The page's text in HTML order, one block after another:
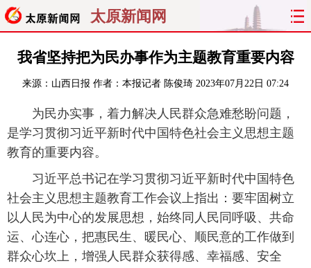
太原新闻网
首页 聚焦 太原 山西
经济 关注 文明 出行
纵横 曝光 综合 专题
旅游
看天下 晋月读 最太原 网罗民生
太原日报 太原晚报 热评 社区
我省坚持把为民办事作为主题教育重要内容
来源： 山西日报 作者：本报记者 陈俊琦 2023年07月22日 07:24
为民办实事，着力解决人民群众急难愁盼问题，
是学习贯彻习近平新时代中国特色社会主义思想主题
教育的重要内容。
习近平总书记在学习贯彻习近平新时代中国特色
社会主义思想主题教育工作会议上指出：要牢固树立
以人民为中心的发展思想，始终同人民同呼吸、共命
运、心连心，把惠民生、暖民心、顺民意的工作做到
群众心坎上，增强人民群众获得感、幸福感、安全